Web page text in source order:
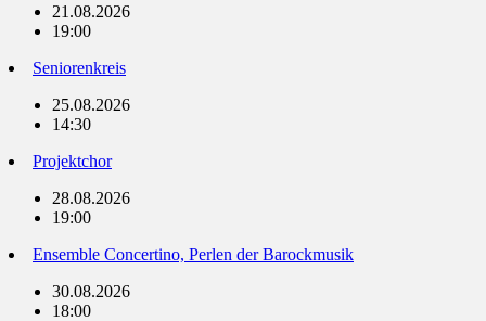
21.08.2026
19:00
Seniorenkreis
25.08.2026
14:30
Projektchor
28.08.2026
19:00
Ensemble Concertino, Perlen der Barockmusik
30.08.2026
18:00